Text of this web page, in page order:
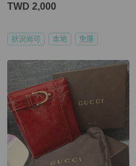
TWD 2,000
狀況尚可 本地 免運